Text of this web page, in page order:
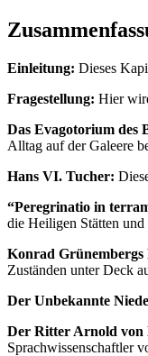
Einleitung: Dieses
Fragestellung: Hier
Das Evagotorium des
Alltag auf der Galeere
Hans VI. Tucher:
“Peregrinatio in
die Heiligen Stätten
Konrad Grünembergs
Zuständen unter Deck
Der Unbekannte
Der Ritter Arnold von
Sprachwissenschaftler